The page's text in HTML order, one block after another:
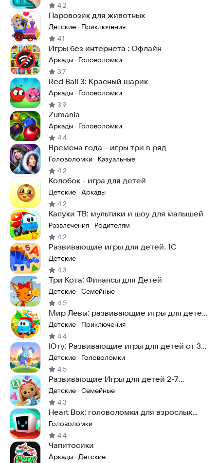
4,2
Паровозик для животных
Детские · Приключения
4,1
Игры без интернета : Офлайн
Аркады · Головоломки
3,7
Red Ball 3: Красный шарик
Аркады · Головоломки
3,9
Zumania
Аркады · Головоломки
4,4
Времена года－игры три в ряд
Головоломки · Казуальные
4,2
Колобок - игра для детей
Детские · Аркады
4,2
Капуки ТВ: мультики и шоу для малышей
Развлечения · Родителям
4,2
Развивающие игры для детей. 1С
Детские
4,3
Три Кота: Финансы для Детей
Детские · Семейные
4,5
Мир Левы: развивающие игры для детей
3 5 лет
Детские · Приключения
4,4
Юту: Развивающие игры для детей от 3
до 9 лет
Детские · Головоломки
4,5
Развивающие Игры для детей 2-7
Кошечки Собачки
Детские · Семейные
4,3
Heart Box: головоломки для взрослых
детей игры ума
Головоломки
4,4
Чапитосики
Аркады · Детские